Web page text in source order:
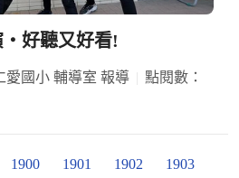
‧好聽又好看!
愛國小 輔導室 報導
點閱數：
1900 1901 1902 1903